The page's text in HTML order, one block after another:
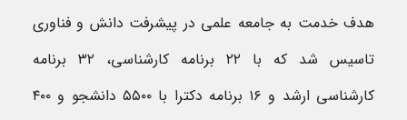
هدف خدمت به جامعه علمی در پیشرفت دانش و فناوری
تاسیس شد که با ۲۲ برنامه کارشناسی، ۳۲ برنامه
کارشناسی ارشد و ۱۶ برنامه دکترا با ۵۵۰۰ دانشجو و ۴۰۰